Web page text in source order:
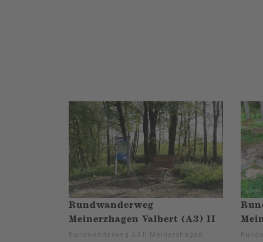
Rundwanderweg
Meinerzhagen Valbert (A3) II
Rundwanderweg A3 II Meinerzhagen